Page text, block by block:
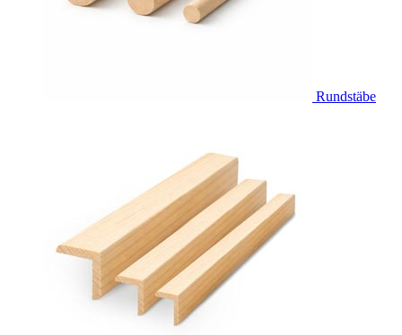
Rundstäbe